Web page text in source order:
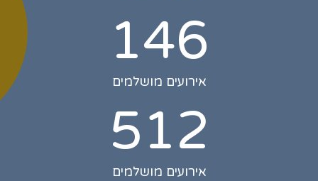
146
אירועים מושלמים
512
אירועים מושלמים